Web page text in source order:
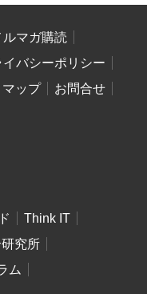
ルマガ購読
イバシーポリシー
ップ
お問合せ
Think IT
究所
ム